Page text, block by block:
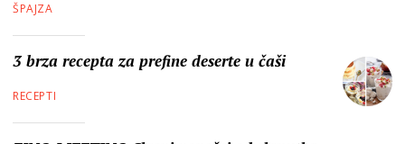
ŠPAJZA
3 brza recepta za prefine deserte u čaši
RECEPTI